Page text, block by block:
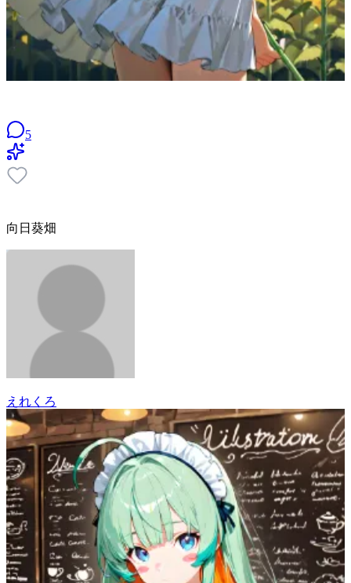
5
向日葵畑
えれくろ
25